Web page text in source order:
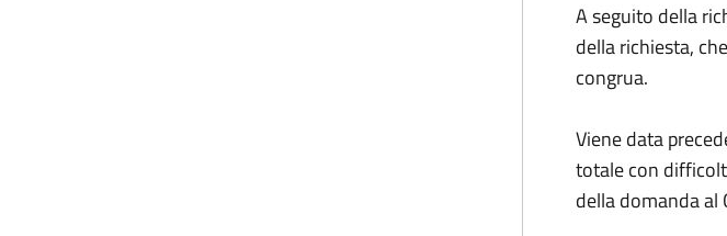
A seguito della
della richiesta,
congrua.
Viene data
totale con
della domanda al